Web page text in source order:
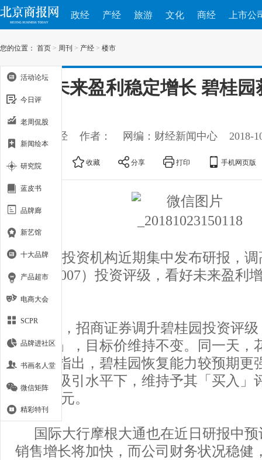
政经 产经 旅游 文化 商经 上市公
您的位置： 首页 > 周刊 > 产经 > 楼市
看好未来盈利稳定增长 碧桂
评级
出处：产经 作者： 网编：财经新闻中心 2018-
大 中 收藏 分享 打印 手机网页版
多家投资机构近期集中发布研报，
（HK.2007）投资评级，看好未来盈利
本周，招商证券调升碧桂园投资评
「买入」，目标价维持不变。同一天，
究报告指出，碧桂园恢复能力较预期更
回落至吸引水平下，维持予其「买入」
18.33港元。
国际大行摩根大通也在近日研报中
销售增长将加快，而公司财务状况稳健
活动论坛
今日评
老周侃股
新闻绘本
研究院
蓝皮书
品牌廊
新艺馆
十大品牌
产品超市
电商大会
SCPR
品牌进社区
书画名人堂
微信矩阵
精彩特刊